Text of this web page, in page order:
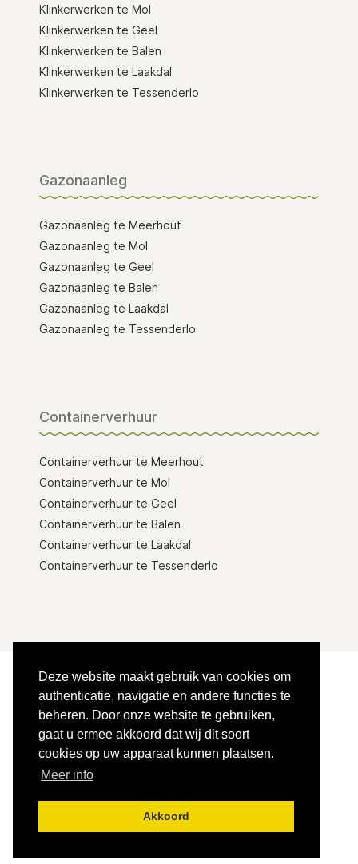
Deze website maakt gebruik van cookies om
authenticatie, navigatie en andere functies te
beheren. Door onze website te gebruiken,
gaat u ermee akkoord dat wij dit soort
cookies op uw apparaat kunnen plaatsen.
Meer info
Akkoord
Klinkerwerken te Mol
Klinkerwerken te Geel
Klinkerwerken te Balen
Klinkerwerken te Laakdal
Klinkerwerken te Tessenderlo
Gazonaanleg
Gazonaanleg te Meerhout
Gazonaanleg te Mol
Gazonaanleg te Geel
Gazonaanleg te Balen
Gazonaanleg te Laakdal
Gazonaanleg te Tessenderlo
Containerverhuur
Containerverhuur te Meerhout
Containerverhuur te Mol
Containerverhuur te Geel
Containerverhuur te Balen
Containerverhuur te Laakdal
Containerverhuur te Tessenderlo
© 2013 - 2026 :JK Service
Tel:+32 (0)494 20 33 38
Disclaimer|Sitemap
Hosting:M2 ICT bv